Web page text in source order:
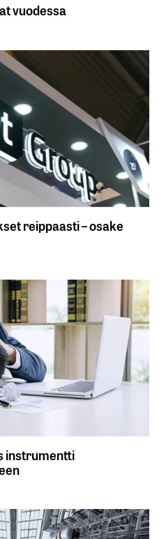
vuodessa
reippaasti – osake
instrumentti